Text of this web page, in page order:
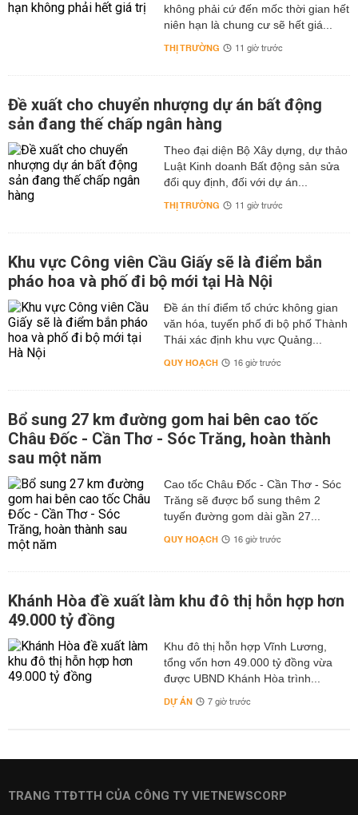
không phải cứ đến mốc thời gian hết
niên hạn là chung cư sẽ hết giá...
THỊ TRƯỜNG 11 giờ trước
Đề xuất cho chuyển nhượng dự án bất động
sản đang thế chấp ngân hàng
Theo đại diện Bộ Xây dựng, dự thảo
Luật Kinh doanh Bất động sản sửa
đổi quy định, đối với dự án...
THỊ TRƯỜNG 11 giờ trước
Khu vực Công viên Cầu Giấy sẽ là điểm bắn
pháo hoa và phố đi bộ mới tại Hà Nội
Đề án thí điểm tổ chức không gian
văn hóa, tuyến phố đi bộ phố Thành
Thái xác định khu vực Quảng...
QUY HOẠCH 16 giờ trước
Bổ sung 27 km đường gom hai bên cao tốc
Châu Đốc - Cần Thơ - Sóc Trăng, hoàn thành
sau một năm
Cao tốc Châu Đốc - Cần Thơ - Sóc
Trăng sẽ được bổ sung thêm 2
tuyến đường gom dài gần 27...
QUY HOẠCH 16 giờ trước
Khánh Hòa đề xuất làm khu đô thị hỗn hợp hơn
49.000 tỷ đồng
Khu đô thị hỗn hợp Vĩnh Lương,
tổng vốn hơn 49.000 tỷ đồng vừa
được UBND Khánh Hòa trình...
DỰ ÁN 7 giờ trước
TRANG TTĐTTH CỦA CÔNG TY VIETNEWSCORP